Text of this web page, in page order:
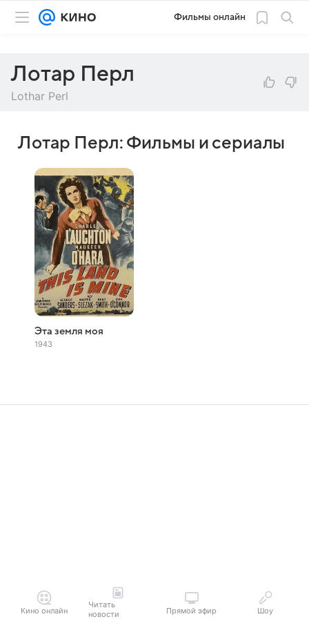
Фильмы онлайн
Лотар Перл
Lothar Perl
Лотар Перл: Фильмы и сериалы
Эта земля моя
1943
Кино онлайн
Читать
новости
Прямой эфир Шоу